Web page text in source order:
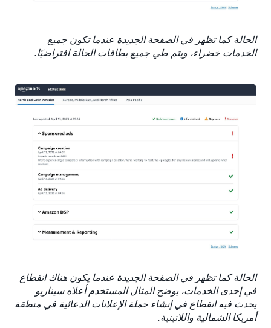
الحالة كما تظهر في الصفحة الجديدة عندما تكون جميع
الخدمات خضراء، ويتم طي جميع بطاقات الحالة افتراضيًا.
الحالة كما تظهر في الصفحة الجديدة عندما يكون هناك انقطاع
في إحدى الخدمات، يوضح المثال المستخدم أعلاه سيناريو
يحدث فيه انقطاع في إنشاء حملة الإعلانات الدعائية في منطقة
أمريكا الشمالية واللاتينية.